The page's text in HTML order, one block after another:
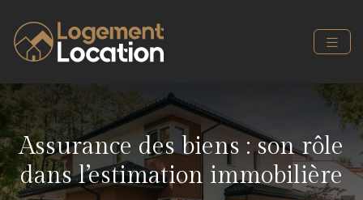
Assurance des biens : son rôle
dans l’estimation immobilière